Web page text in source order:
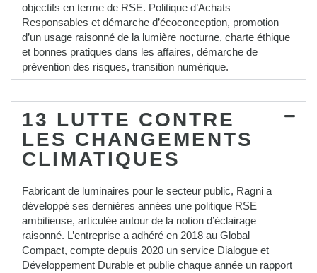
objectifs en terme de RSE. Politique d’Achats
Responsables et démarche d’écoconception, promotion
d’un usage raisonné de la lumière nocturne, charte éthique
et bonnes pratiques dans les affaires, démarche de
prévention des risques, transition numérique.
13 LUTTE CONTRE
LES CHANGEMENTS
CLIMATIQUES
Fabricant de luminaires pour le secteur public, Ragni a
développé ses dernières années une politique RSE
ambitieuse, articulée autour de la notion d’éclairage
raisonné. L’entreprise a adhéré en 2018 au Global
Compact, compte depuis 2020 un service Dialogue et
Développement Durable et publie chaque année un rapport